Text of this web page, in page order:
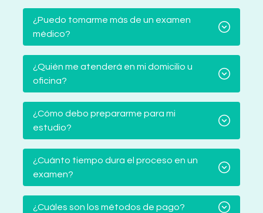
¿Puedo tomarme más de un examen
médico?
¿Quién me atenderá en mi domicilio u
oficina?
¿Cómo debo prepararme para mi
estudio?
¿Cuánto tiempo dura el proceso en un
examen?
¿Cuáles son los métodos de pago?